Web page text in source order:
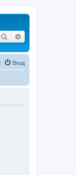
Поиск
Вход